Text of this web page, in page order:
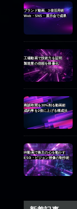
ブランド動画、3倍活用術
Web・SNS・展示会で成果
工場動画で技術力を証明
製造業の信頼を映像化
商談時間を30%削る動画術
成約率を2倍に上げる構成法
IR動画で株主の心を動かす
ESG・ビジョン映像の制作術